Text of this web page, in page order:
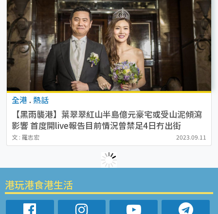
全港 . 熱話
【黑雨襲港】葉翠翠紅山半島億元豪宅或受山泥傾瀉
影響 首度開live報告目前情況曾禁足4日冇出街
文 : 羅志宏 2023.09.11
港玩港食港生活